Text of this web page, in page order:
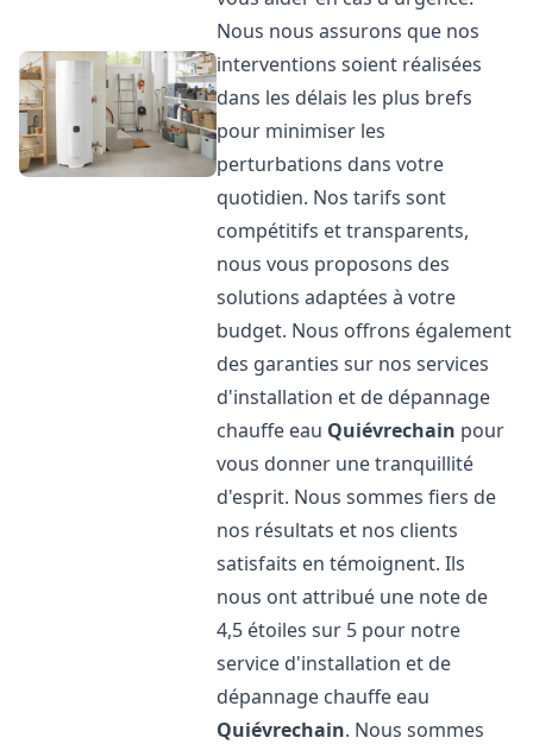
Nous nous assurons que nos
interventions soient réalisées
dans les délais les plus brefs
pour minimiser les
perturbations dans votre
quotidien. Nos tarifs sont
compétitifs et transparents,
nous vous proposons des
solutions adaptées à votre
budget. Nous offrons également
des garanties sur nos services
d'installation et de dépannage
chauffe eau Quiévrechain pour
vous donner une tranquillité
d'esprit. Nous sommes fiers de
nos résultats et nos clients
satisfaits en témoignent. Ils
nous ont attribué une note de
4,5 étoiles sur 5 pour notre
service d'installation et de
dépannage chauffe eau
Quiévrechain. Nous sommes